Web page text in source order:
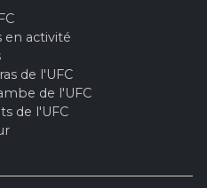
en activité
de l'UFC
de l'UFC
de l'UFC